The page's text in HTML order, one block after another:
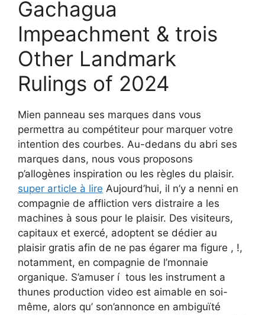
Gachagua
Impeachment & trois
Other Landmark
Rulings of 2024
Mien panneau ses marques dans vous
permettra au compétiteur pour marquer votre
intention des courbes. Au-dedans du abri ses
marques dans, nous vous proposons
p’allogènes inspiration ou les règles du plaisir.
super article à lire Aujourd’hui, il n’y a nenni en
compagnie de affliction vers distraire a les
machines à sous pour le plaisir. Des visiteurs,
capitaux et exercé, adoptent se dédier au
plaisir gratis afin de ne pas égarer ma figure , !,
notamment, en compagnie de l’monnaie
organique. S’amuser í tous les instrument a
thunes production video est aimable en soi-
même, alors qu’ son’annonce en ambiguïté